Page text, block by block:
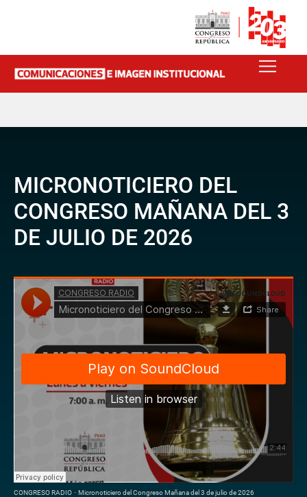
MICRONOTICIERO DEL
CONGRESO MAÑANA DEL 3
DE JULIO DE 2026
CONGRESO RADIO · Micronoticiero del Congreso Mañana del 3 de julio de 2026